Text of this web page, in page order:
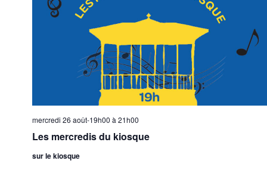
Les mercredis du kiosque
mercredi 26 août-19h00 à 21h00
sur le kiosque